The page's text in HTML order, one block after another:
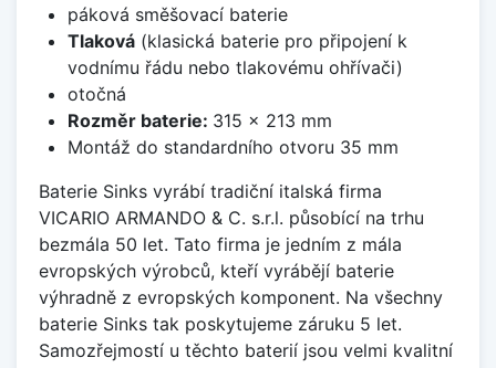
páková směšovací baterie
Tlaková(klasická baterie pro připojení k
vodnímu řádu nebo tlakovému ohřívači)
otočná
Rozměr baterie: 315 x 213 mm
Montáž do standardního otvoru 35 mm
Baterie Sinks vyrábí tradiční italská firma
VICARIO ARMANDO & C. s.r.l. působící na trhu
bezmála 50 let. Tato firma je jedním z mála
evropských výrobců, kteří vyrábějí baterie
výhradně z evropských komponent. Na všechny
baterie Sinks tak poskytujeme záruku 5 let.
Samozřejmostí u těchto baterií jsou velmi kvalitní